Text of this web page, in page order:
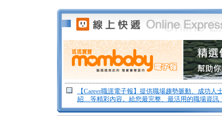
【Career職涯電子報】提供職場趨勢脈動、成功人
紹…等精彩內容。給您最完整、最活用的職場資訊